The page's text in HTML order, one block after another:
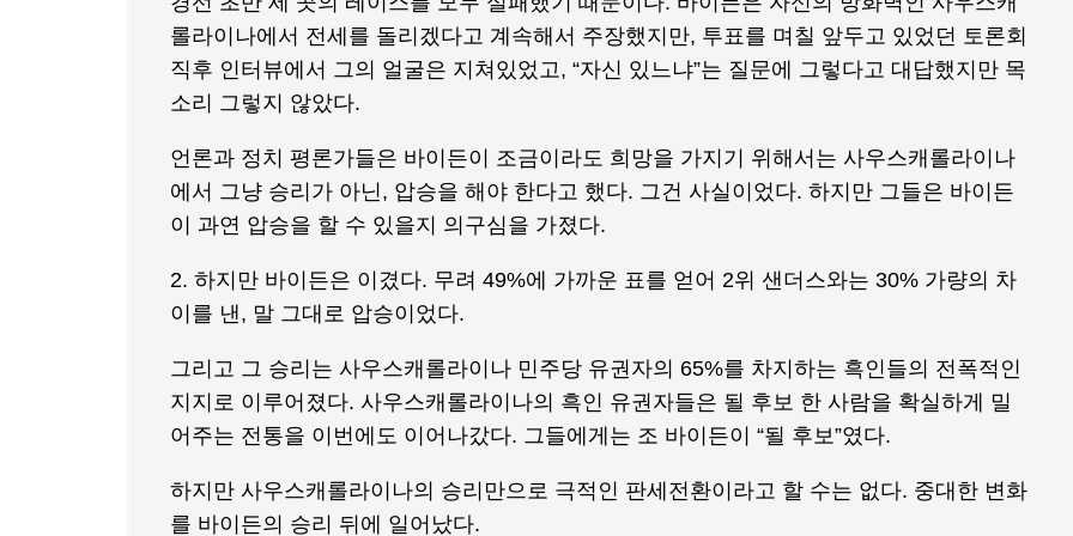
롤라이나에서 전세를 돌리겠다고 계속해서 주장했지만, 투표를 며칠 앞두고 있었던 토론회
직후 인터뷰에서 그의 얼굴은 지쳐있었고, “자신 있느냐”는 질문에 그렇다고 대답했지만 목
소리 그렇지 않았다.
언론과 정치 평론가들은 바이든이 조금이라도 희망을 가지기 위해서는 사우스캐롤라이나
에서 그냥 승리가 아닌, 압승을 해야 한다고 했다. 그건 사실이었다. 하지만 그들은 바이든
이 과연 압승을 할 수 있을지 의구심을 가졌다.
2. 하지만 바이든은 이겼다. 무려 49%에 가까운 표를 얻어 2위 샌더스와는 30% 가량의 차
이를 낸, 말 그대로 압승이었다.
그리고 그 승리는 사우스캐롤라이나 민주당 유권자의 65%를 차지하는 흑인들의 전폭적인
지지로 이루어졌다. 사우스캐롤라이나의 흑인 유권자들은 될 후보 한 사람을 확실하게 밀
어주는 전통을 이번에도 이어나갔다. 그들에게는 조 바이든이 “될 후보”였다.
하지만 사우스캐롤라이나의 승리만으로 극적인 판세전환이라고 할 수는 없다. 중대한 변화
를 바이든의 승리 뒤에 일어났다.